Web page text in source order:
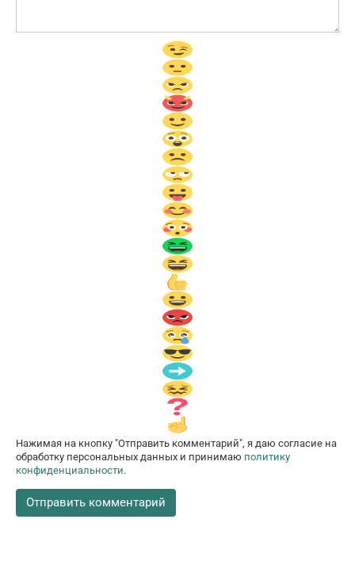
Нажимая на кнопку "Отправить комментарий", я даю согласие на
обработку персональных данных и принимаю политику
конфиденциальности.